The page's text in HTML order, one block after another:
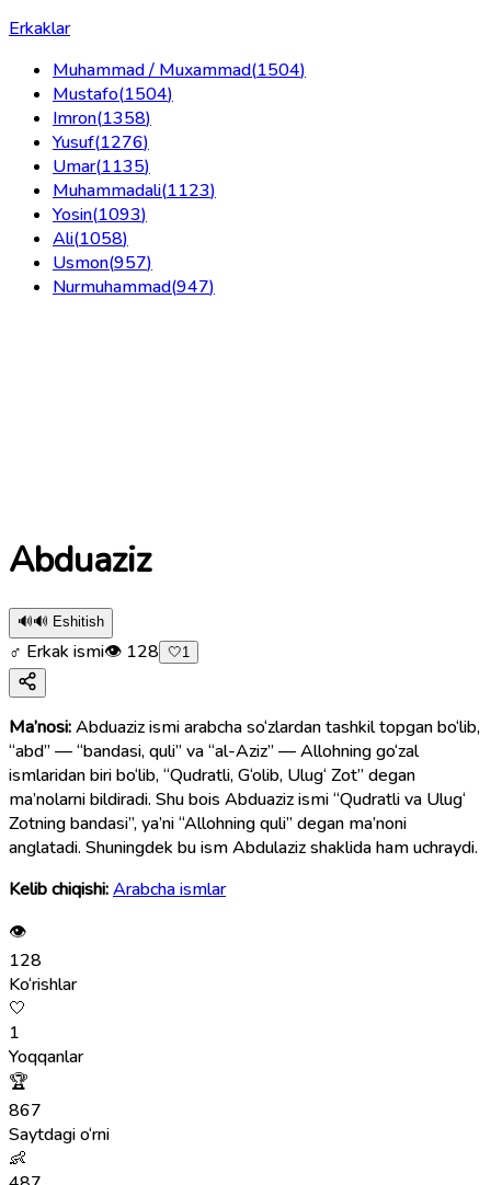
Erkaklar
Muhammad / Muxammad(1504)
Mustafo(1504)
Imron(1358)
Yusuf(1276)
Umar(1135)
Muhammadali(1123)
Yosin(1093)
Ali(1058)
Usmon(957)
Nurmuhammad(947)
Abduaziz
🔊🔊 Eshitish
♂ Erkak ismi👁 128 🤍1
Ma’nosi:Abduaziz ismi arabcha so‘zlardan tashkil topgan bo‘lib,
“abd” — “bandasi, quli” va “al-Aziz” — Allohning go‘zal
ismlaridan biri bo‘lib, “Qudratli, G‘olib, Ulug‘ Zot” degan
ma’nolarni bildiradi. Shu bois Abduaziz ismi “Qudratli va Ulug‘
Zotning bandasi”, ya’ni “Allohning quli” degan ma’noni
anglatadi. Shuningdek bu ism Abdulaziz shaklida ham uchraydi.
Kelib chiqishi:Arabcha ismlar
👁
128
Ko‘rishlar
🤍
1
Yoqqanlar
🏆
867
Saytdagi o‘rni
👶